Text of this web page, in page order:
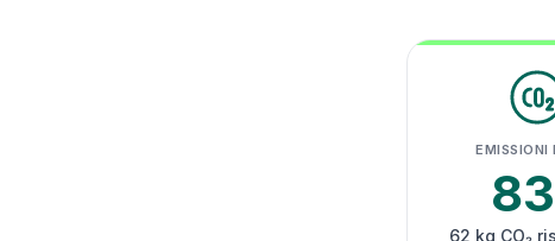
EMISSIONI
83
62 kg CO₂